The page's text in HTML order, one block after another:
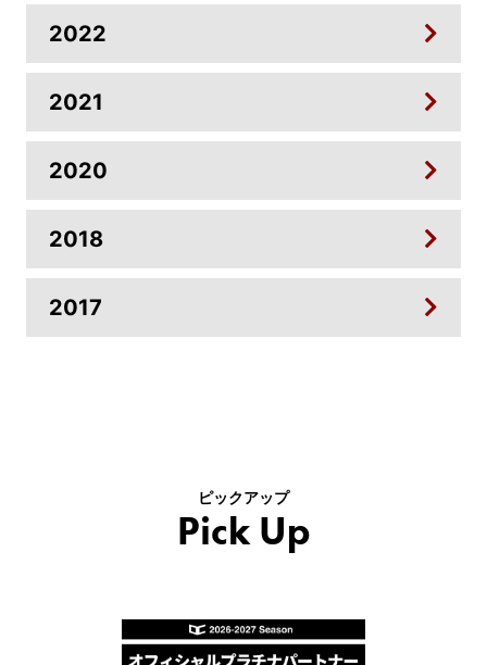
2022
2021
2020
2018
2017
ピックアップ
Pick Up